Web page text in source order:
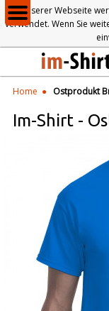
Auf unserer Webseite
verwendet. Wenn Sie
Home Ostprodukt
Im-Shirt -